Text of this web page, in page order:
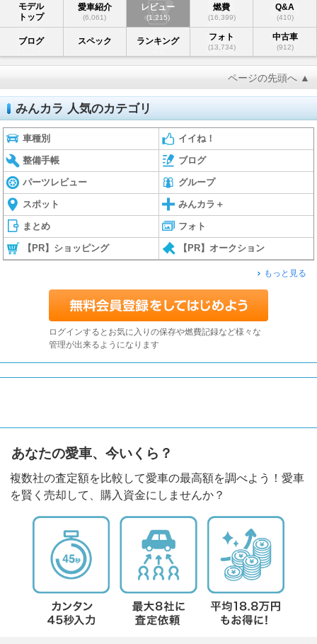
モデル
トップ
愛車紹介
(6,061)
レビュー
(1,215)
燃費
(16,399)
Q&A
(410)
ブログ スペック ランキング フォト
(13,734)
中古車
(912)
ページの先頭へ ▲
みんカラ 人気のカテゴリ
車種別 イイね！
整備手帳 ブログ
パーツレビュー グループ
スポット みんカラ＋
まとめ フォト
【PR】ショッピング 【PR】オークション
もっと見る
ログインするとお気に入りの保存や燃費記録など様々な
管理が出来るようになります
あなたの愛車、今いくら？
複数社の査定額を比較して愛車の最高額を調べよう！愛車
を賢く売却して、購入資金にしませんか？